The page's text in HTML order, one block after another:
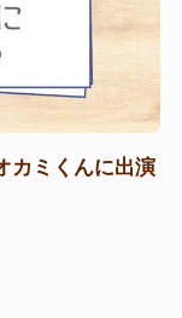
カミくんに出演